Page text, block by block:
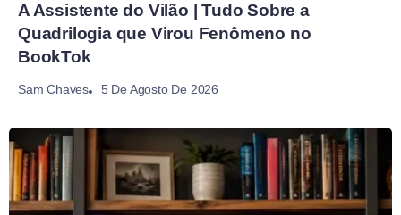
A Assistente do Vilão | Tudo Sobre a
Quadrilogia que Virou Fenômeno no
BookTok
Sam Chaves 5 De Agosto De 2026